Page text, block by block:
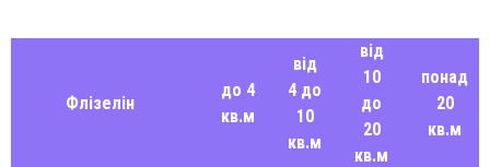
Флізелін
до 4
кв.м
від
4 до
10
кв.м
від
10
до
20
кв.м
понад
20
кв.м